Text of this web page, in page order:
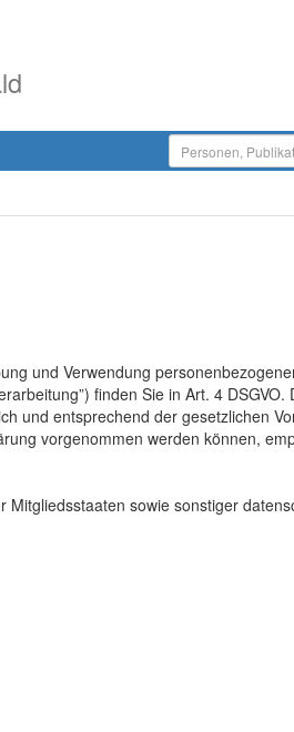
und Verwendung
finden Sie in Art. 4 DSGVO.
und entsprechend der gesetzlichen
vorgenommen werden können,
sowie sonstiger